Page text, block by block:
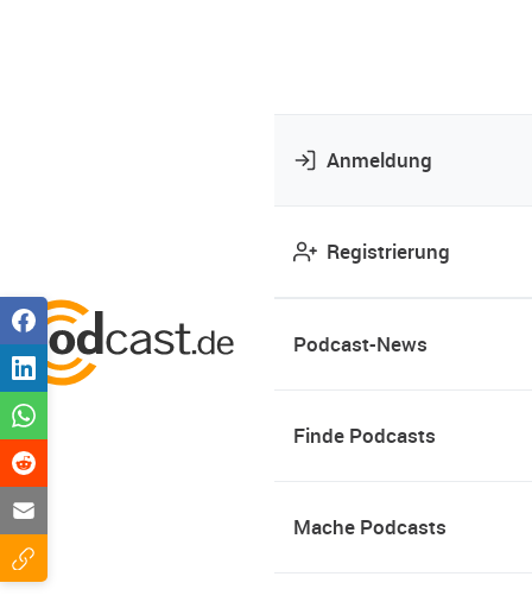
Anmeldung
Registrierung
Podcast-News
Finde Podcasts
Mache Podcasts